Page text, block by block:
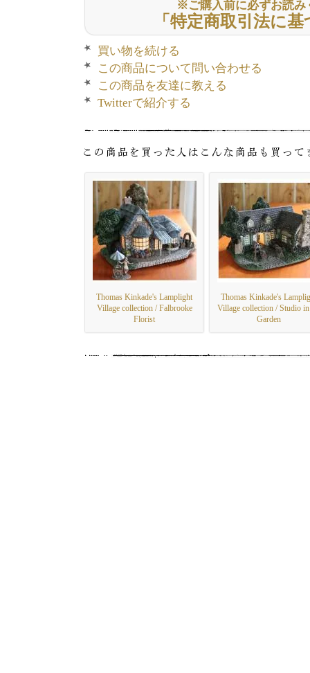
※ご購入前に必ずお読み
「特定商取引法に
買い物を続ける
この商品について問い合わせる
この商品を友達に教える
Twitterで紹介する
Thomas Kinkade's Lamplight
Village collection / Falbrooke
Florist
Thomas Kinkade's
Village collection / Studio in
Garden